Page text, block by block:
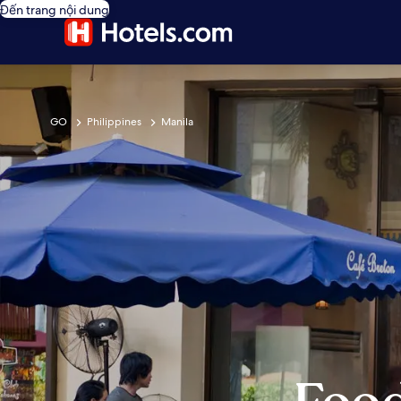
Đến trang nội dung
GO Philippines Manila